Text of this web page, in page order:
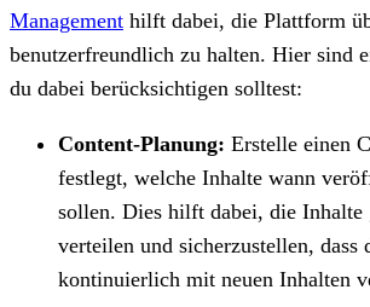
Management hilft dabei, die Plattform
benutzerfreundlich zu halten. Hier sind
du dabei berücksichtigen solltest:
Content-Planung: Erstelle einen
festlegt, welche Inhalte wann
sollen. Dies hilft dabei, die Inhalte
verteilen und sicherzustellen, dass
kontinuierlich mit neuen Inhalten